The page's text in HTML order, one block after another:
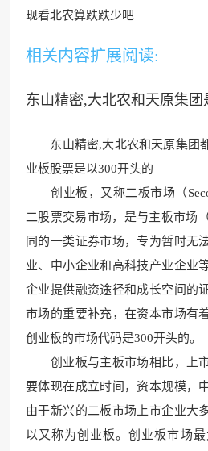
现看北农算跌跌少吧
相关内容扩展阅读:
东山精密,大北农和天原集
东山精密,大北农和天原集团
业板股票是以300开头的
创业板，又称二板市场（
二股票交易市场，是与主板市场
同的一类证券市场，专为暂时无
业、中小企业和高科技产业企业
企业提供融资途径和成长空间的
市场的重要补充，在资本市场有
创业板的市场代码是300开头的。
创业板与主板市场相比，上市
要体现在成立时间，资本规模，
由于新兴的二板市场上市企业大
以又称为创业板。创业板市场